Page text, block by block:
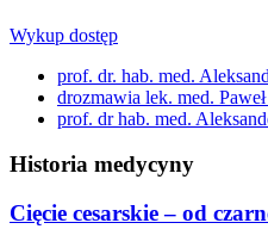
Wykup dostęp
prof. dr. hab. med.
drozmawia lek. med.
prof. dr hab. med.
Historia medycyny
Cięcie cesarskie – od